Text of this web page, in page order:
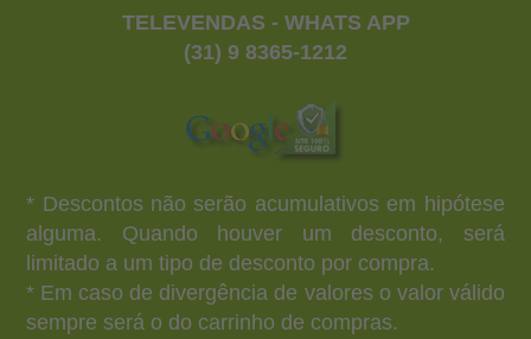
TELEVENDAS - WHATS APP
(31) 9 8365-1212
* Descontos não serão acumulativos em hipótese
alguma. Quando houver um desconto, será
limitado a um tipo de desconto por compra.
* Em caso de divergência de valores o valor válido
sempre será o do carrinho de compras.